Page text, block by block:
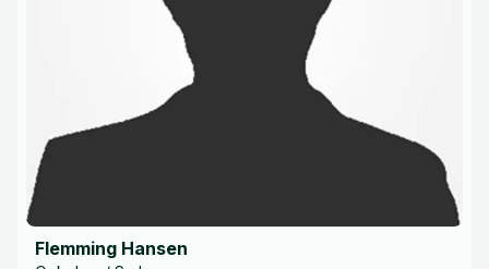
Flemming Hansen